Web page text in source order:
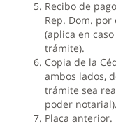
Recibo de
Rep. Dom.
(aplica en
trámite).
Copia de la
ambos lados,
trámite sea
poder notarial).
Placa anterior.